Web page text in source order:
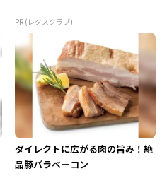
PR (レタスクラブ)
ダイレクトに広がる肉の旨み！絶
品豚バラベーコン